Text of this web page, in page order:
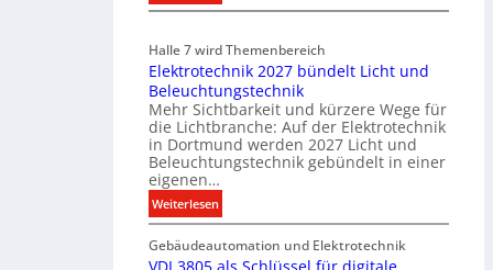
n
k
a
t
i
o
n
t
S
y
E
n
C
l
i
p
f
a
l
Halle 7 wird Themenbereich
Elektrotechnik 2027 bündelt Licht und
Beleuchtungstechnik
Mehr Sichtbarkeit und kürzere Wege für
die Lichtbranche: Auf der Elektrotechnik
in Dortmund werden 2027 Licht und
Beleuchtungstechnik gebündelt in einer
eigenen…
Weiterlesen:
E
l
e
Gebäudeautomation und Elektrotechnik